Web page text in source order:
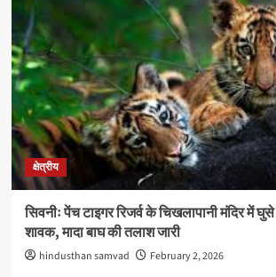
क्षेत्रीय
सिवनीः पेंच टाइगर रिजर्व के चिखलापानी मंदिर में
शावक, मादा बाघ की तलाश जारी
hindusthan samvad February 2, 2026